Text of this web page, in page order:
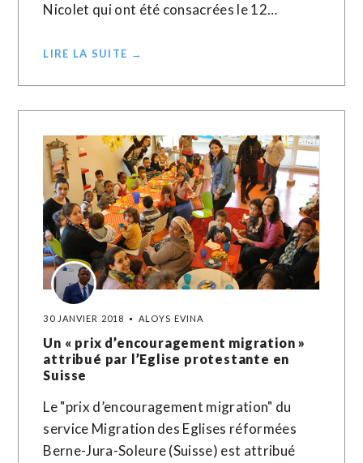
Nicolet qui ont été consacrées le 12…
LIRE LA SUITE →
30 JANVIER 2018 ALOYS EVINA
Un « prix d’encouragement migration »
attribué par l’Eglise protestante en
Suisse
Le "prix d’encouragement migration" du
service Migration des Eglises réformées
Berne-Jura-Soleure (Suisse) est attribué